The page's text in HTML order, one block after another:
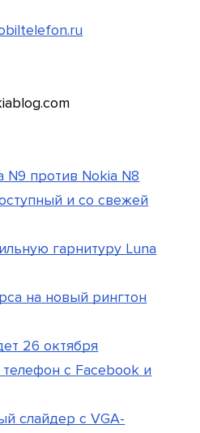
N9 против Nokia N8
и со свежей
гарнитуру Luna
на новый рингтон
26 октября
с Facebook и
слайдер с VGA-